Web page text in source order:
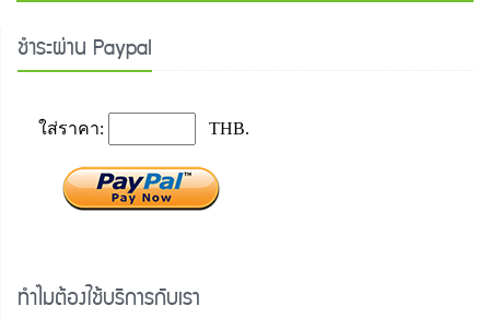
ชำระผ่าน Paypal
ทำไมต้องใช้บริการกับเรา